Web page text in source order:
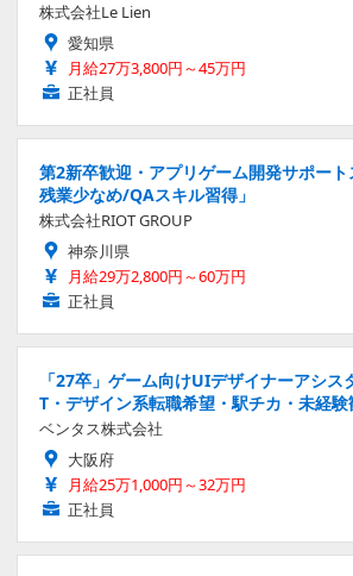
株式会社Le Lien
愛知県
月給27万3,800円～45万円
正社員
第2新卒歓迎・アプリゲーム開発サポー
残業少なめ/QAスキル習得」
株式会社RIOT GROUP
神奈川県
月給29万2,800円～60万円
正社員
「27卒」ゲーム向けUIデザイナーアシ
T・デザイン系転職希望・駅チカ・未経験
ベンタス株式会社
大阪府
月給25万1,000円～32万円
正社員